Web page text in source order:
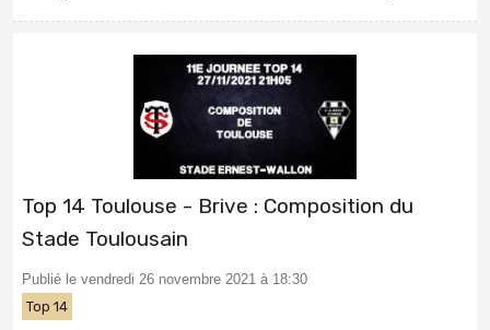
Top 14 Toulouse - Brive : Composition du
Stade Toulousain
Publié le vendredi 26 novembre 2021 à 18:30
Top 14